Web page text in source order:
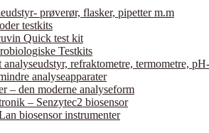
prøverør, flasker, pipetter m.m
testkits
Quick test kit
Testkits
refraktometre, termometre,
analyseapparater
– den moderne analyseform
– Senzytec2 biosensor
biosensor instrumenter